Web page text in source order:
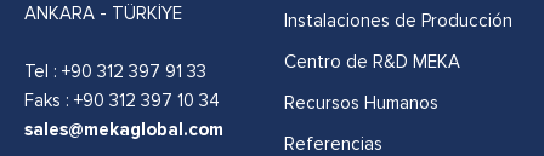
ANKARA - TÜRKİYE
Tel : +90 312 397 91 33
Faks : +90 312 397 10 34
sales@mekaglobal.com
Instalaciones de Producción
Centro de R&D MEKA
Recursos Humanos
Referencias